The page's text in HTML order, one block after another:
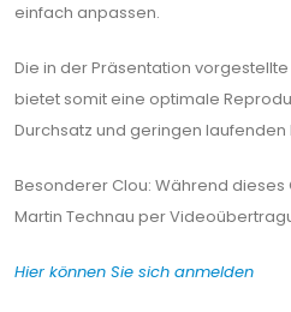
einfach anpassen.
Die in der Präsentation
bietet somit eine optimale
Durchsatz und geringen laufenden
Besonderer Clou: Während dieses
Martin Technau per
Hier können Sie sich anmelden